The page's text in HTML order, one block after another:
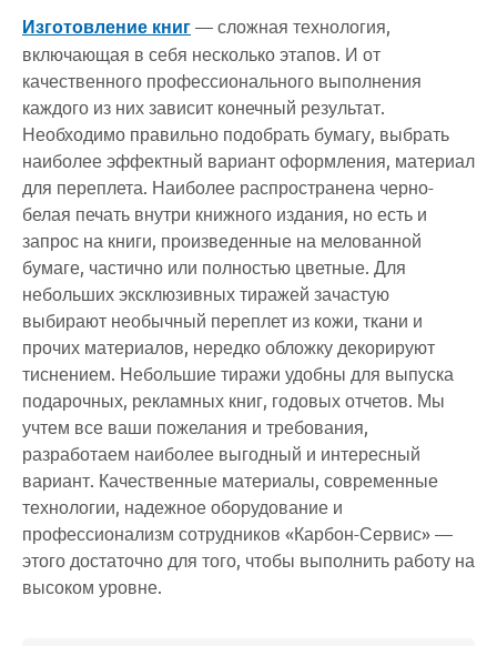
Изготовление книг — сложная технология,
включающая в себя несколько этапов. И от
качественного профессионального выполнения
каждого из них зависит конечный результат.
Необходимо правильно подобрать бумагу, выбрать
наиболее эффектный вариант оформления, материал
для переплета. Наиболее распространена черно-
белая печать внутри книжного издания, но есть и
запрос на книги, произведенные на мелованной
бумаге, частично или полностью цветные. Для
небольших эксклюзивных тиражей зачастую
выбирают необычный переплет из кожи, ткани и
прочих материалов, нередко обложку декорируют
тиснением. Небольшие тиражи удобны для выпуска
подарочных, рекламных книг, годовых отчетов. Мы
учтем все ваши пожелания и требования,
разработаем наиболее выгодный и интересный
вариант. Качественные материалы, современные
технологии, надежное оборудование и
профессионализм сотрудников «Карбон-Сервис» —
этого достаточно для того, чтобы выполнить работу на
высоком уровне.